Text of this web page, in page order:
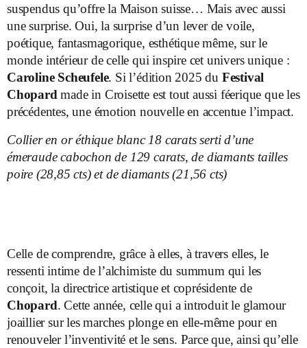
suspendus qu’offre la Maison suisse… Mais avec aussi
une surprise. Oui, la surprise d’un lever de voile,
poétique, fantasmagorique, esthétique même, sur le
monde intérieur de celle qui inspire cet univers unique :
Caroline Scheufele. Si l’édition 2025 du Festival
Chopard made in Croisette est tout aussi féerique que les
précédentes, une émotion nouvelle en accentue l’impact.
Collier en or éthique blanc 18 carats serti d’une
émeraude cabochon de 129 carats, de diamants tailles
poire (28,85 cts) et de diamants (21,56 cts)
Celle de comprendre, grâce à elles, à travers elles, le
ressenti intime de l’alchimiste du summum qui les
conçoit, la directrice artistique et coprésidente de
Chopard. Cette année, celle qui a introduit le glamour
joaillier sur les marches plonge en elle-même pour en
renouveler l’inventivité et le sens. Parce que, ainsi qu’elle